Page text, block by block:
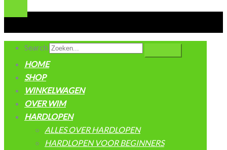
Search
HOME
SHOP
WINKELWAGEN
OVER WIM
HARDLOPEN
ALLES OVER HARDLOPEN
HARDLOPEN VOOR BEGINNERS